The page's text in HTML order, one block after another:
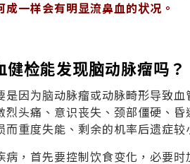
成一样会有明显流鼻血的状况。
健检能发现脑动脉瘤吗？
是因为脑动脉瘤或动脉畸形导致
烈头痛、意识丧失、颈部僵硬、
而重度失能、剩余的机率后遗症较
病，首先要控制饮食变化，必要